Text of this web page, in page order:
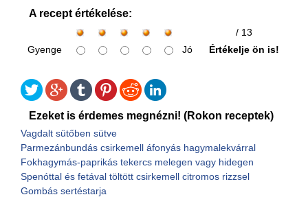
A recept értékelése:
/ 13
Gyenge
Jó Értékelje ön is!
Ezeket is érdemes megnézni! (Rokon receptek)
Vagdalt sütőben sütve
Parmezánbundás csirkemell áfonyás hagymalekvárral
Fokhagymás-paprikás tekercs melegen vagy hidegen
Spenóttal és fetával töltött csirkemell citromos rizzsel
Gombás sertéstarja